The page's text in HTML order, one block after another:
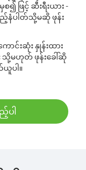
၍ ဖြင့် ဆီးရီးယား -
နံပါတ်သို့မဆို ဖုန်း
င်းဆုံး နှုန်းထား
သို့မဟုတ် ဖုန်းခေါ်ဆို
ပါ။
ပါ